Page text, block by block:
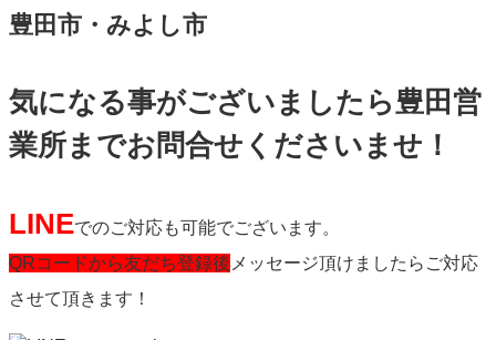
豊田市・みよし市
気になる事がございましたら豊田営
業所までお問合せくださいませ！
LINEでのご対応も可能でございます。
QRコードから友だち登録後 メッセージ頂けましたらご対応
させて頂きます！